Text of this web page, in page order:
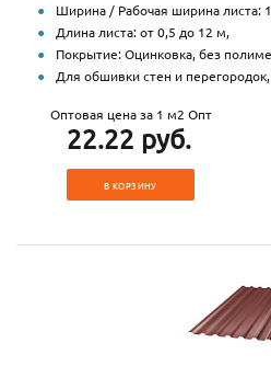
Ширина / Рабочая ширина
Длина листа: от 0,5 до 12 м,
Покрытие: Оцинковка, без
Для обшивки стен и
Оптовая цена за 1 м2 Опт
22.22 руб.
В КОРЗИНУ